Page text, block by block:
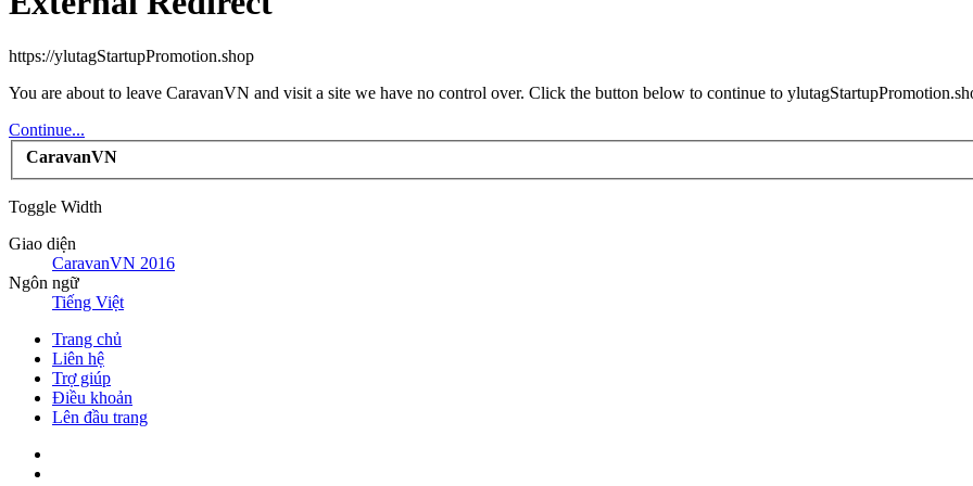
https://ylutagStartupPromotion.shop
You are about to leave CaravanVN and visit a site we have no control over. Click the button below to continue to
Continue...
CaravanVN
Toggle Width
Giao diện
CaravanVN 2016
Ngôn ngữ
Tiếng Việt
Trang chủ
Liên hệ
Trợ giúp
Điều khoản
Lên đầu trang